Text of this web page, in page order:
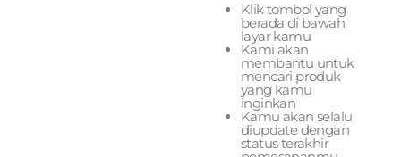
Klik tombol yang
berada di bawah
layar kamu
Kami akan
membantu untuk
mencari produk
yang kamu
inginkan
Kamu akan selalu
diupdate dengan
status terakhir